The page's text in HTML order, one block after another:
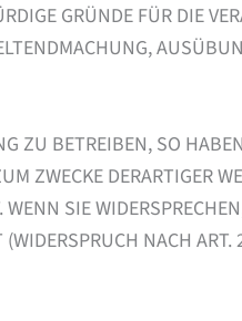
GRÜNDE FÜR DIE
ZU BETREIBEN, SO
ZWECKE DERARTIGER
SIE
NACH ART.